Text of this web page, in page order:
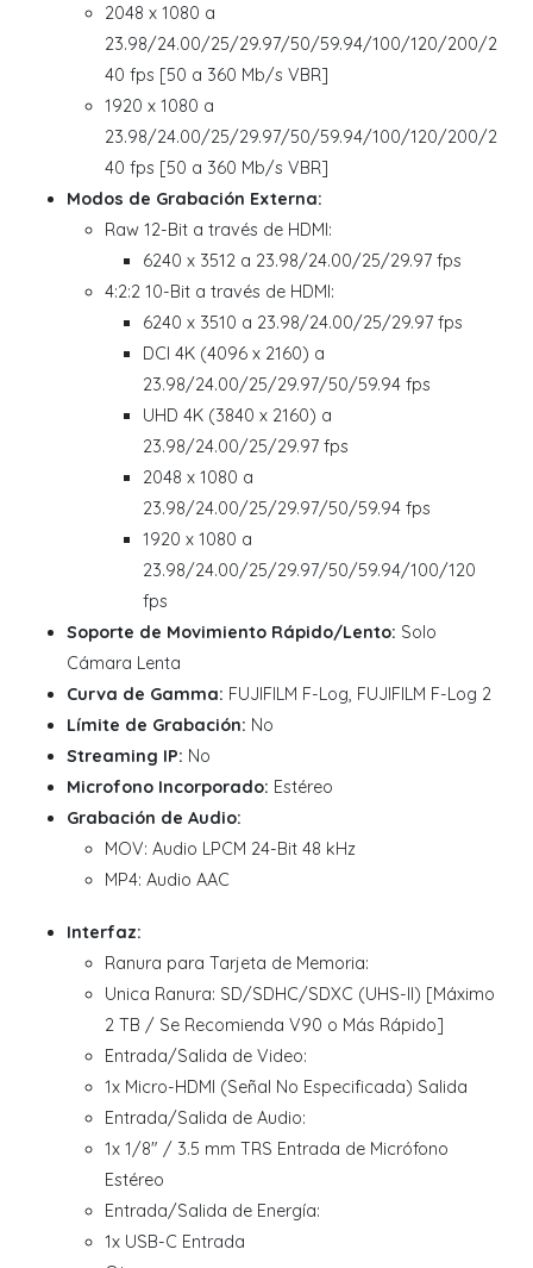
2048 x 1080 a
23.98/24.00/25/29.97/50/59.94/100/120/200/2
40 fps [50 a 360 Mb/s VBR]
1920 x 1080 a
23.98/24.00/25/29.97/50/59.94/100/120/200/2
40 fps [50 a 360 Mb/s VBR]
Modos de Grabación Externa:
Raw 12-Bit a través de HDMI:
6240 x 3512 a 23.98/24.00/25/29.97 fps
4:2:2 10-Bit a través de HDMI:
6240 x 3510 a 23.98/24.00/25/29.97 fps
DCI 4K (4096 x 2160) a
23.98/24.00/25/29.97/50/59.94 fps
UHD 4K (3840 x 2160) a
23.98/24.00/25/29.97 fps
2048 x 1080 a
23.98/24.00/25/29.97/50/59.94 fps
1920 x 1080 a
23.98/24.00/25/29.97/50/59.94/100/120
fps
Soporte de Movimiento Rápido/Lento: Solo
Cámara Lenta
Curva de Gamma: FUJIFILM F-Log, FUJIFILM F-Log 2
Límite de Grabación: No
Streaming IP: No
Microfono Incorporado: Estéreo
Grabación de Audio:
MOV: Audio LPCM 24-Bit 48 kHz
MP4: Audio AAC
Interfaz:
Ranura para Tarjeta de Memoria:
Unica Ranura: SD/SDHC/SDXC (UHS-II) [Máximo
2 TB / Se Recomienda V90 o Más Rápido]
Entrada/Salida de Video:
1x Micro-HDMI (Señal No Especificada) Salida
Entrada/Salida de Audio:
1x 1/8" / 3.5 mm TRS Entrada de Micrófono
Estéreo
Entrada/Salida de Energía:
1x USB-C Entrada